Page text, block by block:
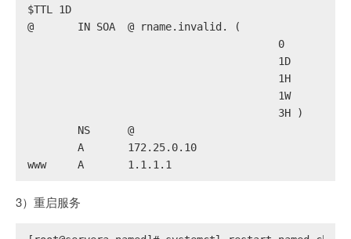
$TTL 1D
@       IN SOA  @ rname.invalid. (
0       ;
1D      ;
1H      ;
1W      ;
3H )    ;
        NS      @
        A       172.25.0.10
www     A       1.1.1.1
3）重启服务